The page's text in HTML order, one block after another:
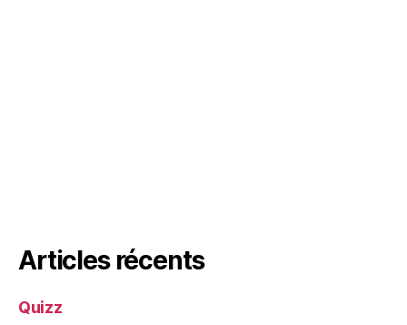
Articles récents
Quizz